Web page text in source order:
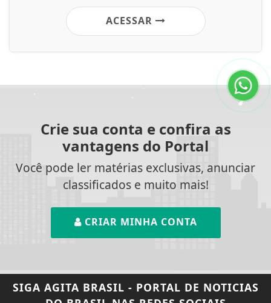
ACESSAR
Crie sua conta e confira as
vantagens do Portal
Você pode ler matérias exclusivas, anunciar
classificados e muito mais!
CRIAR MINHA CONTA
SIGA AGITA BRASIL - PORTAL DE NOTICIAS